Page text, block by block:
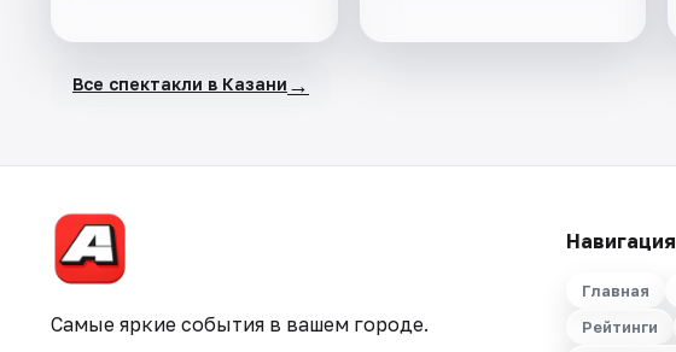
Все спектакли в Казани →
Самые яркие события в вашем городе.
Навигация
Главная
Рейтинги